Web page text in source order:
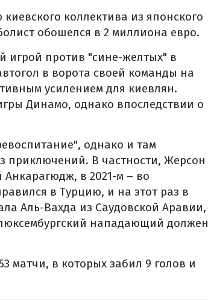
коллектива из японского
обошелся в 2 миллиона евро.
игрой против "сине-желтых" в
в ворота своей команды на
усилением для киевлян.
Динамо, однако впоследствии о
однако и там
приключений. В частности, Жерсон
Анкарагюдж, в 2021-м – во
в Турцию, и на этот раз в
Аль-Вахда из Саудовской Аравии,
нападающий должен
матчи, в которых забил 9 голов и